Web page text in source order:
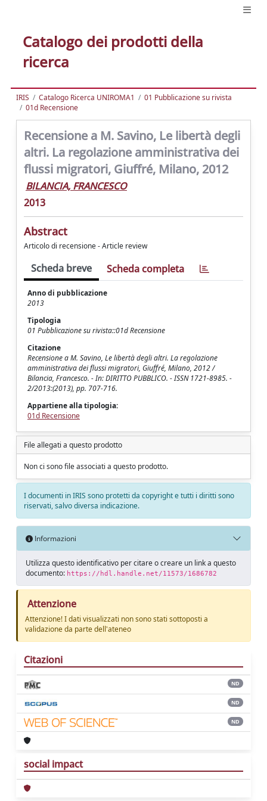
Catalogo dei prodotti della
ricerca
IRIS Catalogo Ricerca UNIROMA1
01 Pubblicazione su rivista
01d Recensione
Recensione a M. Savino, Le libertà degli
altri. La regolazione amministrativa dei
flussi migratori, Giuffré, Milano, 2012
BILANCIA, FRANCESCO
2013
Abstract
Articolo di recensione - Article review
Scheda breve Scheda completa
Anno di pubblicazione
2013
Tipologia
01 Pubblicazione su rivista::01d Recensione
Citazione
Recensione a M. Savino, Le libertà degli altri. La regolazione
amministrativa dei flussi migratori, Giuffré, Milano, 2012 /
Bilancia, Francesco. - In: DIRITTO PUBBLICO. - ISSN 1721-8985. -
2/2013:(2013), pp. 707-716.
Appartiene alla tipologia:
01d Recensione
File allegati a questo prodotto
Non ci sono file associati a questo prodotto.
I documenti in IRIS sono protetti da copyright e tutti i diritti sono
riservati, salvo diversa indicazione.
Informazioni
Utilizza questo identificativo per citare o creare un link a questo
documento: https://hdl.handle.net/11573/1686782
Attenzione
Attenzione! I dati visualizzati non sono stati sottoposti a
validazione da parte dell'ateneo
Citazioni
ND
ND
ND
social impact